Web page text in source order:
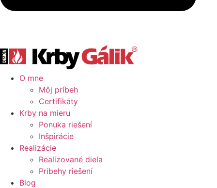
O mne
Môj príbeh
Certifikáty
Krby na mieru
Ponuka riešení
Inšpirácie
Realizácie
Realizované diela
Príbehy riešení
Blog